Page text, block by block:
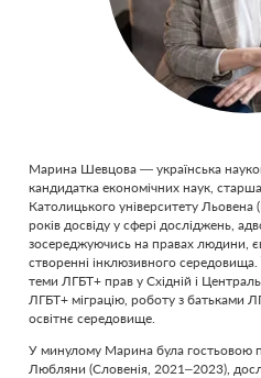
Марина Шевцова — українська
кандидатка економічних наук,
Католицького університету Льовена
років досвіду у сфері досліджень,
зосереджуючись на правах людини,
створенні інклюзивного середовища.
теми ЛГБТ+ прав у Східній і
ЛГБТ+ міграцію, роботу з батьками
освітнє середовище.
У минулому Марина була гостьовою
Любляни (Словенія, 2021–2023),